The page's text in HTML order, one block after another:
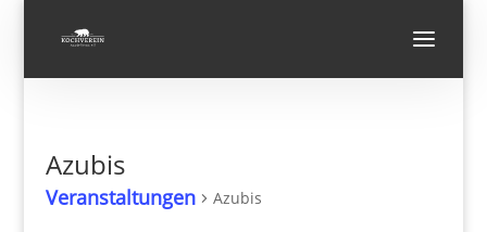
Azubis
Veranstaltungen Azubis